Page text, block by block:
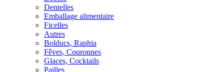
Dentelles
Emballage alimentaire
Ficelles
Autres
Bolducs, Raphia
Fêves, Couronnes
Glaces, Cocktails
Pailles